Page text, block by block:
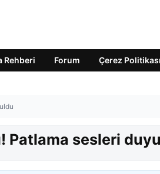
Rehberi Forum Çerez Politikası
Patlama sesleri